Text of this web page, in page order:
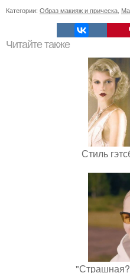
Категории: Образ макияж и прическа
Читайте также
Стиль